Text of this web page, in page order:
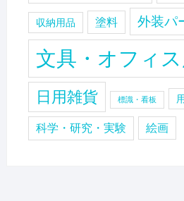
収納用品 塗料 外装パ
文具・オフィ
日用雑貨 標識・看板
科学・研究・実験 絵画